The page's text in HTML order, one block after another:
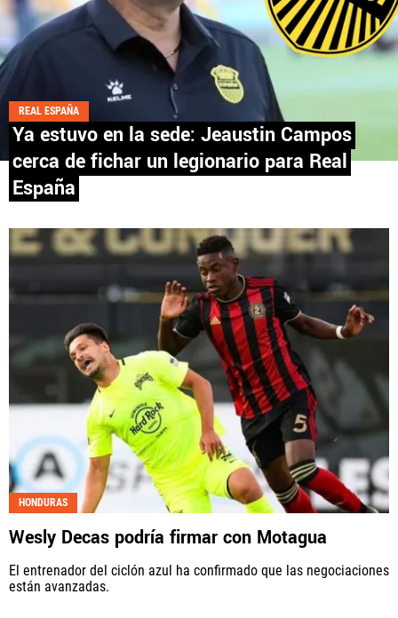
REAL ESPAÑA
Ya estuvo en la sede: Jeaustin Campos
cerca de fichar un legionario para Real
España
HONDURAS
Wesly Decas podría firmar con Motagua
El entrenador del ciclón azul ha confirmado que las negociaciones
están avanzadas.